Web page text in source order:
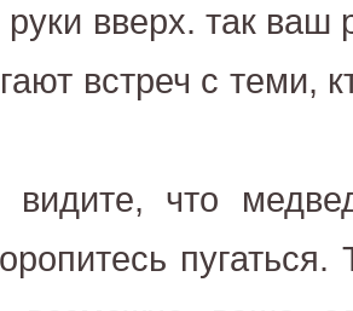
вверх. так ваш
встреч с теми,
что
пугаться.